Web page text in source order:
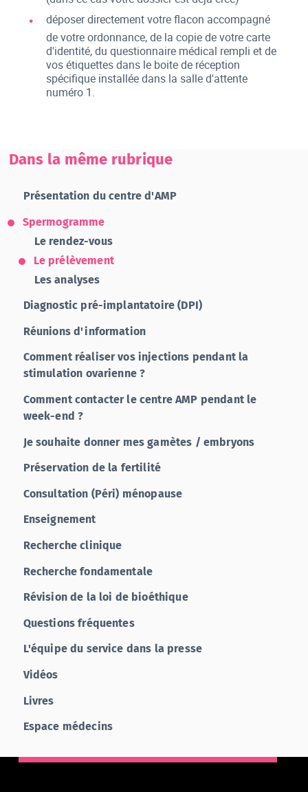
déposer directement votre flacon accompagné
de votre ordonnance, de la copie de votre carte
d'identité, du questionnaire médical rempli et de
vos étiquettes dans le boite de réception
spécifique installée dans la salle d'attente
numéro 1.
Dans la même rubrique
Présentation du centre d'AMP
Spermogramme
Le rendez-vous
Le prélèvement
Les analyses
Diagnostic pré-implantatoire (DPI)
Réunions d'information
Comment réaliser vos injections pendant la
stimulation ovarienne ?
Comment contacter le centre AMP pendant le
week-end ?
Je souhaite donner mes gamètes / embryons
Préservation de la fertilité
Consultation (Péri) ménopause
Enseignement
Recherche clinique
Recherche fondamentale
Révision de la loi de bioéthique
Questions fréquentes
L'équipe du service dans la presse
Vidéos
Livres
Espace médecins